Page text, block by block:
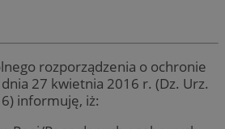
rozporządzenia o ochronie
27 kwietnia 2016 r. (Dz. Urz.
informuję, iż: